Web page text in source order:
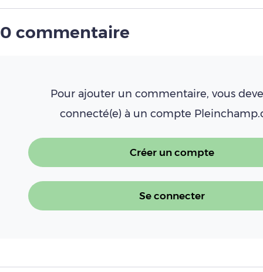
0 commentaire
Pour ajouter un commentaire, vous
connecté(e) à un compte
Créer un compte
Se connecter